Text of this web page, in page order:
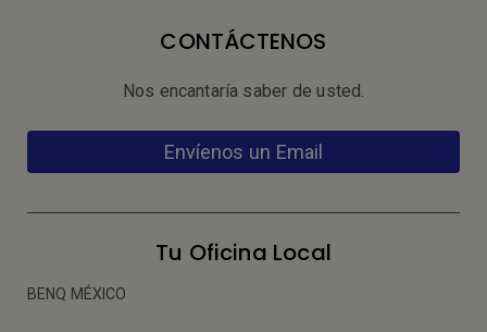
CONTÁCTENOS
Nos encantaría saber de usted.
Envíenos un Email
Tu Oficina Local
BENQ MÉXICO